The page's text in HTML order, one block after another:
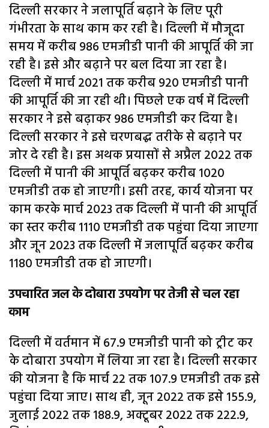
दिल्ली सरकार ने जलापूर्ति बढ़ाने के लिए पूरी
गंभीरता के साथ काम कर रही है। दिल्ली में मौजूदा
समय में करीब 986 एमजीडी पानी की आपूर्ति की जा
रही है। इसे और बढ़ाने पर बल दिया जा रहा है।
दिल्ली में मार्च 2021 तक करीब 920 एमजीडी पानी
की आपूर्ति की जा रही थी। पिछले एक वर्ष में दिल्ली
सरकार ने इसे बढ़ाकर 986 एमजीडी कर दिया है।
दिल्ली सरकार ने इसे चरणबद्ध तरीके से बढ़ाने पर
जोर दे रही है। इस अथक प्रयासों से अप्रैल 2022 तक
दिल्ली में पानी की आपूर्ति बढ़कर करीब 1020
एमजीडी तक हो जाएगी। इसी तरह, कार्य योजना पर
काम करके मार्च 2023 तक दिल्ली में पानी की आपूर्ति
का स्तर करीब 1110 एमजीडी तक पहुंचा दिया जाएगा
और जून 2023 तक दिल्ली में जलापूर्ति बढ़कर करीब
1180 एमजीडी तक हो जाएगी।
उपचारित जल के दोबारा उपयोग पर तेजी से चल रहा
काम
दिल्ली में वर्तमान में 67.9 एमजीडी पानी को ट्रीट कर
के दोबारा उपयोग में लिया जा रहा है। दिल्ली सरकार
की योजना है कि मार्च 22 तक 107.9 एमजीडी तक इसे
पहुंचा दिया जाए। साथ ही, जून 2022 तक इसे 155.9,
जुलाई 2022 तक 188.9, अक्टूबर 2022 तक 222.9,